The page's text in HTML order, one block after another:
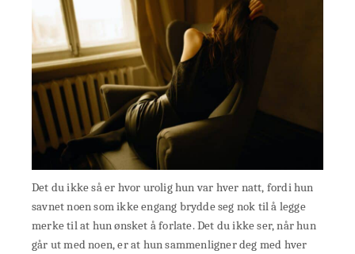
Det du ikke så er hvor urolig hun var hver natt, fordi hun
savnet noen som ikke engang brydde seg nok til å legge
merke til at hun ønsket å forlate. Det du ikke ser, når hun
går ut med noen, er at hun sammenligner deg med hver